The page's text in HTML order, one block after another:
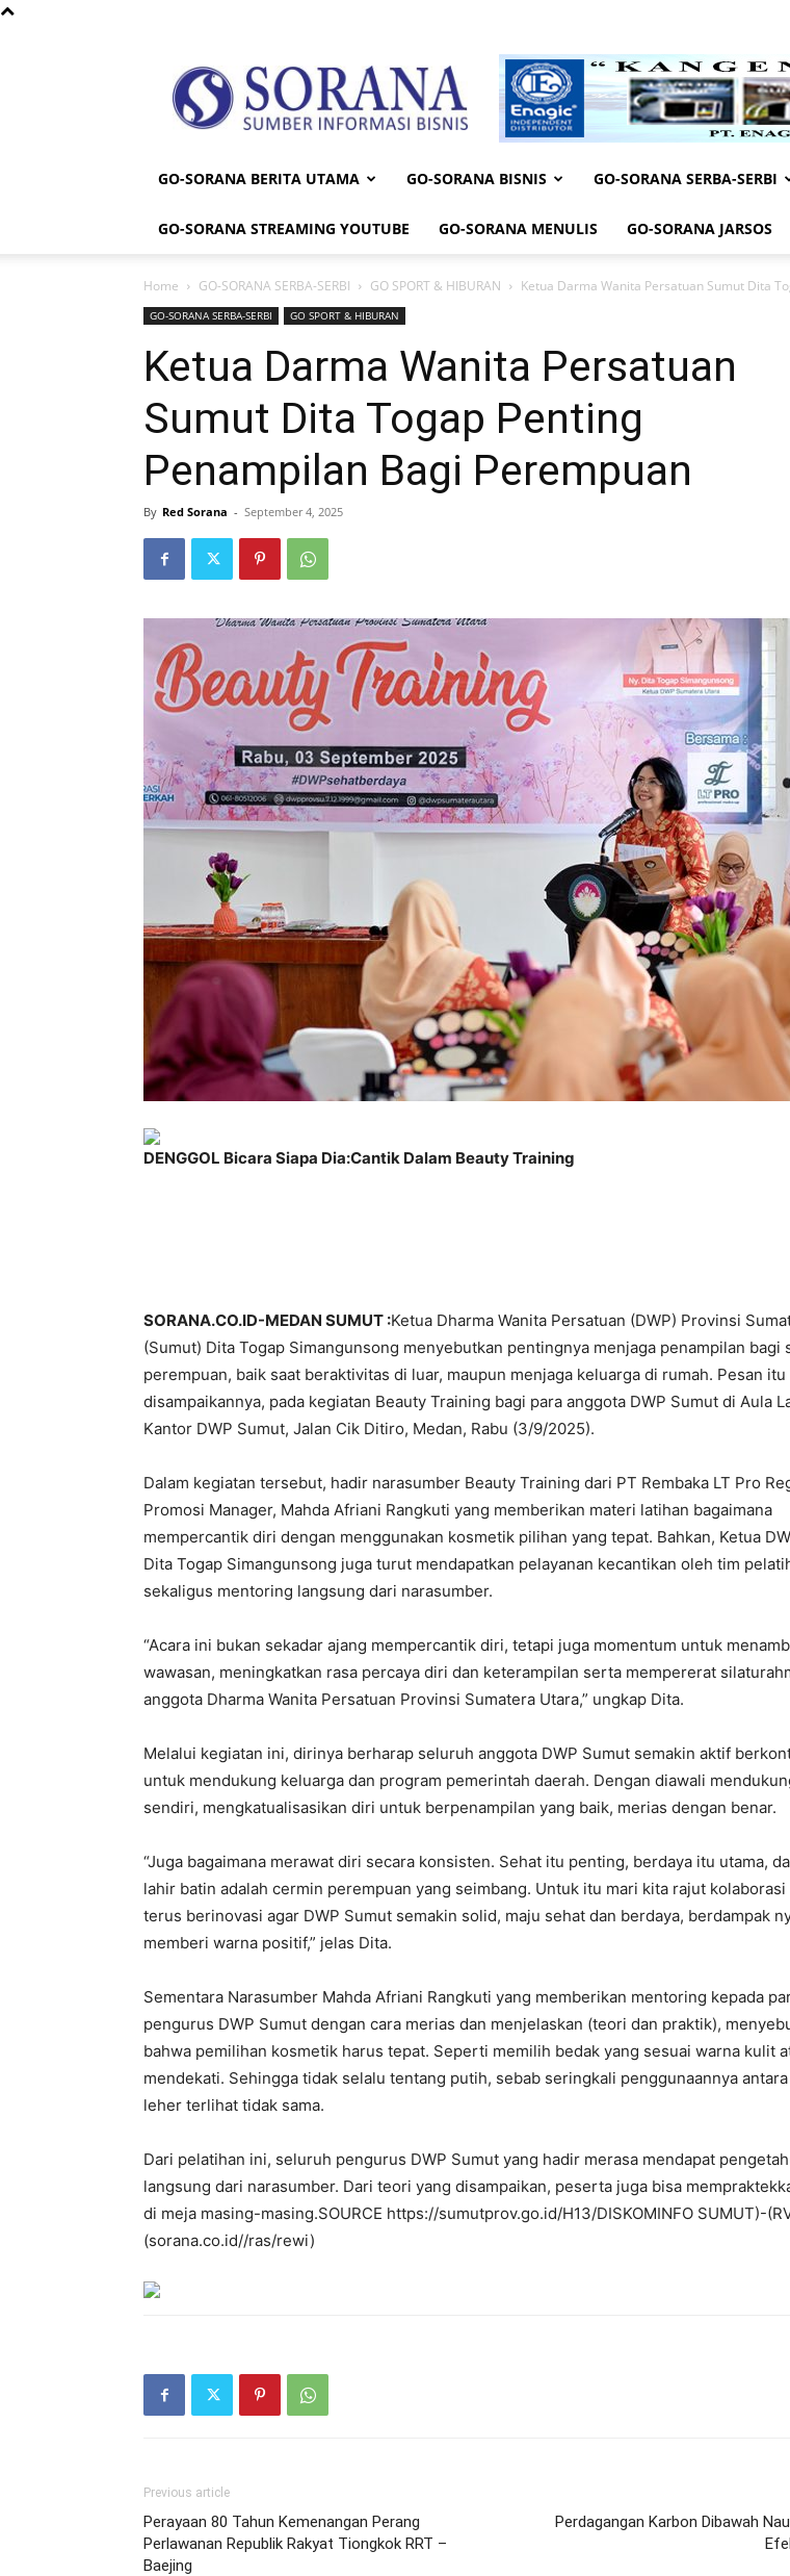
Sorana
GO-SORANA BERITA UTAMA GO-SORANA BISNIS GO-SORANA SERBA-SERBI
GO-SORANA STREAMING YOUTUBE GO-SORANA MENULIS GO-SORANA JARSOS
Home GO-SORANA SERBA-SERBI GO SPORT & HIBURAN Ketua Darma Wanita Persatuan Sumut Dita
GO-SORANA SERBA-SERBI GO SPORT & HIBURAN
Ketua Darma Wanita Persatuan
Sumut Dita Togap Penting
Penampilan Bagi Perempuan
By Red Sorana - September 4, 2025
DENGGOL Bicara Siapa Dia:Cantik Dalam Beauty Training
SORANA.CO.ID-MEDAN SUMUT :Ketua Dharma Wanita Persatuan (DWP) Provinsi
(Sumut) Dita Togap Simangunsong menyebutkan pentingnya menjaga penampilan bagi
perempuan, baik saat beraktivitas di luar, maupun menjaga keluarga di rumah. Pesan itu
disampaikannya, pada kegiatan Beauty Training bagi para anggota DWP Sumut di Aula
Kantor DWP Sumut, Jalan Cik Ditiro, Medan, Rabu (3/9/2025).
Dalam kegiatan tersebut, hadir narasumber Beauty Training dari PT Rembaka LT Pro
Promosi Manager, Mahda Afriani Rangkuti yang memberikan materi latihan bagaimana
mempercantik diri dengan menggunakan kosmetik pilihan yang tepat. Bahkan, Ketua
Dita Togap Simangunsong juga turut mendapatkan pelayanan kecantikan oleh tim
sekaligus mentoring langsung dari narasumber.
“Acara ini bukan sekadar ajang mempercantik diri, tetapi juga momentum untuk
wawasan, meningkatkan rasa percaya diri dan keterampilan serta mempererat
anggota Dharma Wanita Persatuan Provinsi Sumatera Utara,” ungkap Dita.
Melalui kegiatan ini, dirinya berharap seluruh anggota DWP Sumut semakin aktif
untuk mendukung keluarga dan program pemerintah daerah. Dengan diawali
sendiri, mengkatualisasikan diri untuk berpenampilan yang baik, merias dengan benar.
“Juga bagaimana merawat diri secara konsisten. Sehat itu penting, berdaya itu utama,
lahir batin adalah cermin perempuan yang seimbang. Untuk itu mari kita rajut kolaborasi
terus berinovasi agar DWP Sumut semakin solid, maju sehat dan berdaya, berdampak
memberi warna positif,” jelas Dita.
Sementara Narasumber Mahda Afriani Rangkuti yang memberikan mentoring kepada
pengurus DWP Sumut dengan cara merias dan menjelaskan (teori dan praktik),
bahwa pemilihan kosmetik harus tepat. Seperti memilih bedak yang sesuai warna kulit
mendekati. Sehingga tidak selalu tentang putih, sebab seringkali penggunaannya
leher terlihat tidak sama.
Dari pelatihan ini, seluruh pengurus DWP Sumut yang hadir merasa mendapat
langsung dari narasumber. Dari teori yang disampaikan, peserta juga bisa
di meja masing-masing.SOURCE https://sumutprov.go.id/H13/DISKOMINFO SUMUT)-
(sorana.co.id//ras/rewi)
Previous article
Perayaan 80 Tahun Kemenangan Perang
Perlawanan Republik Rakyat Tiongkok RRT –
Baejing
Perdagangan Karbon Dibawah